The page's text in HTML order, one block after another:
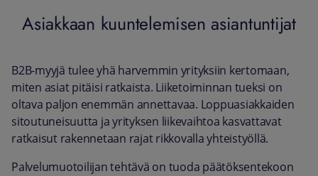
Asiakkaan kuuntelemisen asiantuntijat
B2B-myyjä tulee yhä harvemmin yrityksiin kertomaan,
miten asiat pitäisi ratkaista. Liiketoiminnan tueksi on
oltava paljon enemmän annettavaa. Loppuasiakkaiden
sitoutuneisuutta ja yrityksen liikevaihtoa kasvattavat
ratkaisut rakennetaan rajat rikkovalla yhteistyöllä.
Palvelumuotoilijan tehtävä on tuoda päätöksentekoon